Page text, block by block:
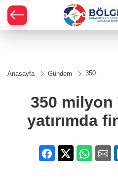
Anasayfa Gündem
350
finale
doğru
350 milyon
yatırımda